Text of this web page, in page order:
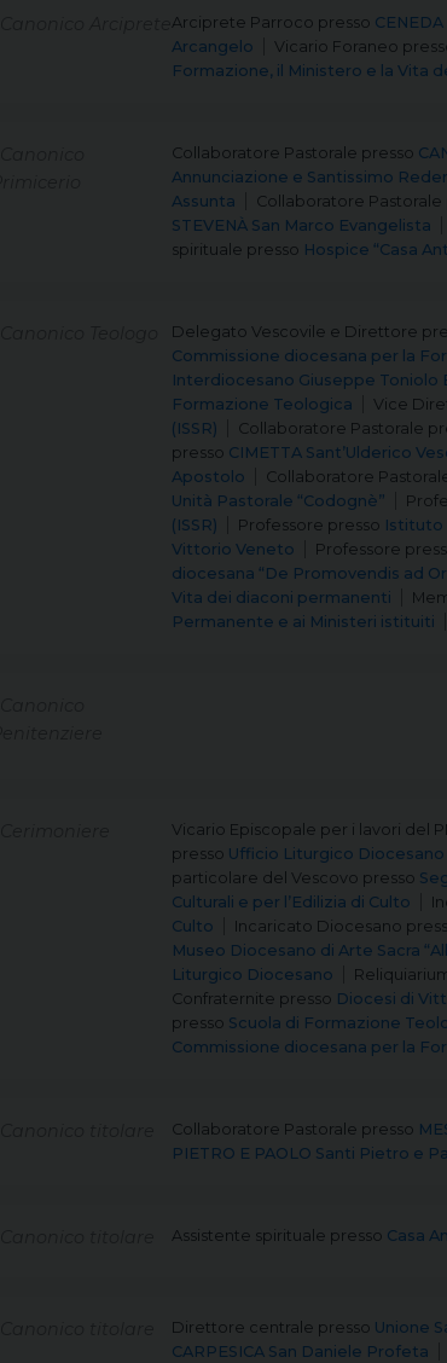
Arciprete Parroco presso
Arcangelo
Vicario Foraneo
Formazione, il Ministero e la Vita
Collaboratore Pastorale presso
Annunciazione e Santissimo
Assunta
Collaboratore Pastorale
STEVENÀ San Marco Evangelista
spirituale presso Hospice “Casa
Delegato Vescovile e Direttore
Commissione diocesana per la
Interdiocesano Giuseppe Toniolo
Formazione Teologica
Vice
(ISSR)
Collaboratore Pastorale
presso CIMETTA Sant’Ulderico
Apostolo
Collaboratore
Unità Pastorale “Codognè”
(ISSR)
Professore presso Istituto
Vittorio Veneto
Professore
diocesana “De Promovendis ad
Vita dei diaconi permanenti
Permanente e ai Ministeri istituiti
Vicario Episcopale per i lavori del
presso Ufficio Liturgico Diocesano
particolare del Vescovo presso
Culturali e per l’Edilizia di Culto
Culto
Incaricato Diocesano
Museo Diocesano di Arte Sacra
Liturgico Diocesano
Confraternite presso Diocesi di
presso Scuola di Formazione
Commissione diocesana per la
Collaboratore Pastorale presso
PIETRO E PAOLO Santi Pietro e
Assistente spirituale presso Casa
Direttore centrale presso Unione
CARPESICA San Daniele Profeta